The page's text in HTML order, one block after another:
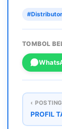
TOMBOL
‹
PROFIL